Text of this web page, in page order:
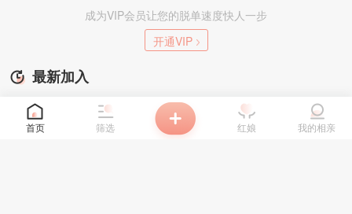
成为VIP会员让您的脱单速度快人一步
开通VIP
最新加入
首页 筛选 红娘 我的相亲